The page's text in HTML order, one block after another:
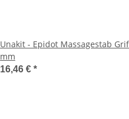
Unakit - Epidot Massagestab
mm
16,46 € *